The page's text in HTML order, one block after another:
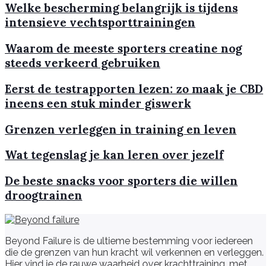
Welke bescherming belangrijk is tijdens
intensieve vechtsporttrainingen
Waarom de meeste sporters creatine nog
steeds verkeerd gebruiken
Eerst de testrapporten lezen: zo maak je CBD
ineens een stuk minder giswerk
Grenzen verleggen in training en leven
Wat tegenslag je kan leren over jezelf
De beste snacks voor sporters die willen
droogtrainen
Beyond Failure is de ultieme bestemming voor iedereen
die de grenzen van hun kracht wil verkennen en verleggen.